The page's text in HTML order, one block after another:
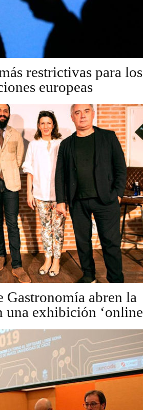
restrictivas para los
europeas
Gastronomía abren la
una exhibición ‘online